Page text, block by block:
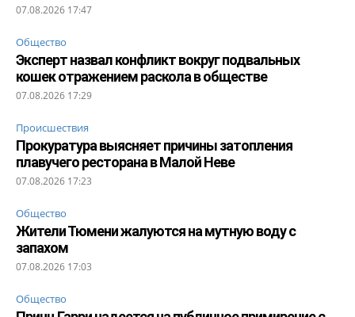
07.08.2026 17:47
Общество
Эксперт назвал конфликт вокруг подвальных
кошек отражением раскола в обществе
07.08.2026 17:29
Происшествия
Прокуратура выясняет причины затопления
плавучего ресторана в Малой Неве
07.08.2026 17:23
Общество
Жители Тюмени жалуются на мутную воду с
запахом
07.08.2026 17:03
Общество